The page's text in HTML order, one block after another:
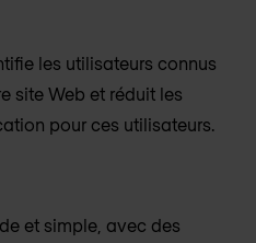
les utilisateurs connus
site Web et réduit les
pour ces utilisateurs.
et simple, avec des